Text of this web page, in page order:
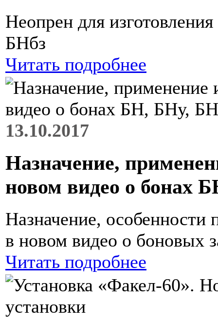
Неопрен для
БНбз
Читать подробнее
13.10.2017
Назначение,
новом видео о бонах
Назначение, особенности
в новом видео о боновых
Читать подробнее